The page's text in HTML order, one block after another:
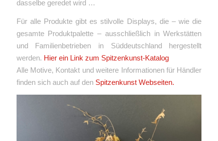
dasselbe geredet wird …
Für alle Produkte gibt es stilvolle Displays, die – wie die
gesamte Produktpalette – ausschließlich in Werkstätten
und Familienbetrieben in Süddeutschland hergestellt
werden. Hier ein Link zum Spitzenkunst-Katalog
Alle Motive, Kontakt und weitere Informationen für Händler
finden sich auch auf den Spitzenkunst Webseiten.